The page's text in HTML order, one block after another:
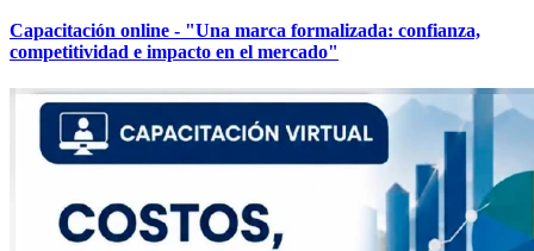
Capacitación online - "Una marca formalizada: confianza,
competitividad e impacto en el mercado"